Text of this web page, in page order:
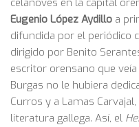
celanovés en la capital
Eugenio López Aydillo a
difundida por el periódico
dirigido por Benito
escritor orensano que
Burgas no le hubiera
Curros y a Lamas
literatura gallega. Así, el